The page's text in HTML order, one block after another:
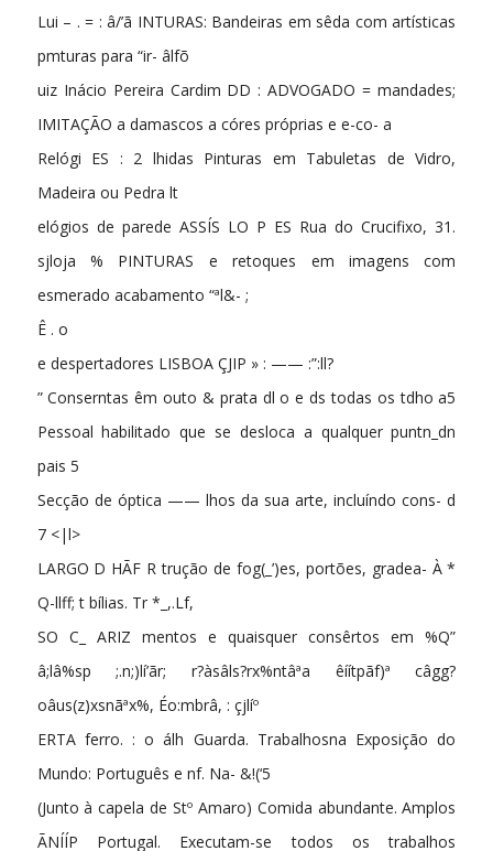
Lui – . = : â/’ã INTURAS: Bandeiras em sêda com artísticas
pmturas para “ir- âlfõ
uiz Inácio Pereira Cardim DD : ADVOGADO = mandades;
IMITAÇÃO a damascos a córes próprias e e-co- a
Relógi ES : 2 lhidas Pinturas em Tabuletas de Vidro,
Madeira ou Pedra lt
elógios de parede ASSÍS LO P ES Rua do Crucifixo, 31.
sjloja % PINTURAS e retoques em imagens com
esmerado acabamento “ªl&- ;
Ê . o
e despertadores LISBOA ÇJIP » : —— :”:ll?
” Conserntas êm outo & prata dl o e ds todas os tdho a5
Pessoal habilitado que se desloca a qualquer puntn_dn
pais 5
Secção de óptica —— lhos da sua arte, incluíndo cons- d
7 <|l>
LARGO D HÃF R trução de fog(_’)es, portões, gradea- À *
Q-llff; t bílias. Tr *_,.Lf,
SO C_ ARIZ mentos e quaisquer consêrtos em %Q”
â;lâ%sp ;.n;)lí’ãr; r?àsâls?rx%ntâªa êíítpãf)ª câgg?
oâus(z)xsnãªx%, Éo:mbrâ, : çjlíº
ERTA ferro. : o álh Guarda. Trabalhosna Exposição do
Mundo: Português e nf. Na- &!(‘5
(Junto à capela de Stº Amaro) Comida abundante. Amplos
ÃNÍÍP Portugal. Executam-se todos os trabalhos